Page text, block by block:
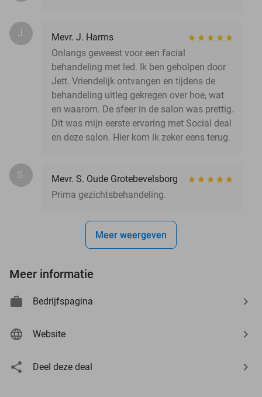
J.
Mevr. J. Harms
Onlangs geweest voor een facial
behandeling met led. Ik ben geholpen door
Jett. Vriendelijk ontvangen en tijdens de
behandeling uitleg gekregen over hoe, wat
en waarom. De sfeer in de salon was prettig.
Dit was mijn eerste ervaring met Social deal
en deze salon. Hier kom ik zeker eens terug.
S.
Mevr. S. Oude Grotebevelsborg
Prima gezichtsbehandeling.
Meer weergeven
Meer informatie
Bedrijfspagina
Website
Deel deze deal